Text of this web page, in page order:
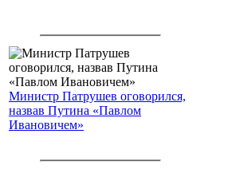
Министр Патрушев оговорился,
назвав Путина «Павлом
Ивановичем»